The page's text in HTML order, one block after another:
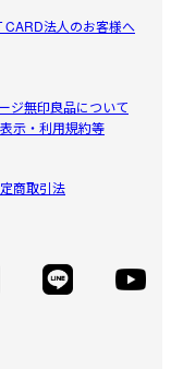
CARD法人のお客様へ
ジ無印良品について
示・利用規約等
商取引法